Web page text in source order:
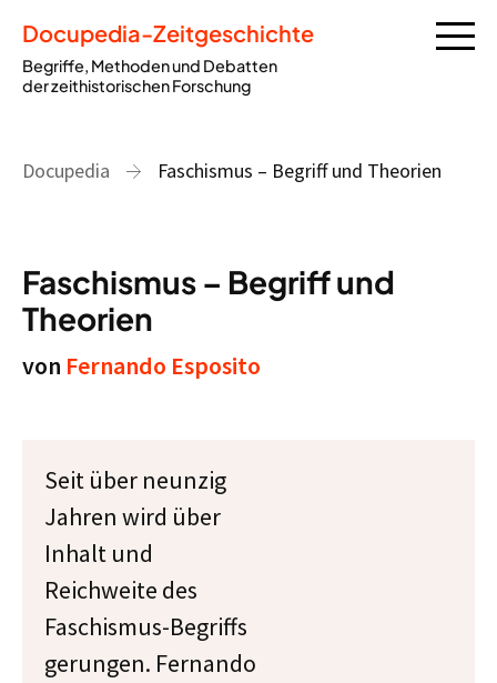
Docupedia-Zeitgeschichte
Begriffe, Methoden und Debatten
der zeithistorischen Forschung
Docupedia Faschismus – Begriff und Theorien
Faschismus – Begriff und
Theorien
von Fernando Esposito
Seit über neunzig
Jahren wird über
Inhalt und
Reichweite des
Faschismus-Begriffs
gerungen. Fernando